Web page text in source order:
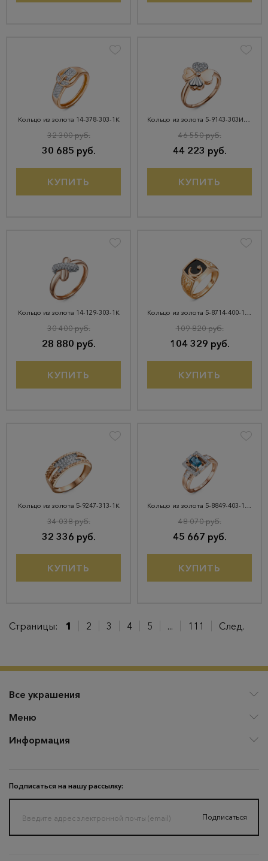
Кольцо из золота 14-378-303-1К
30 685 руб.
32 300 руб.
КУПИТЬ
Кольцо из золота 5-9143-303И4-1КБ
44 223 руб.
46 550 руб.
КУПИТЬ
Кольцо из золота 14-129-303-1К
28 880 руб.
30 400 руб.
КУПИТЬ
Кольцо из золота 5-8714-400-1К-ОнкЧ
104 329 руб.
109 820 руб.
КУПИТЬ
Кольцо из золота 5-9247-313-1К
32 336 руб.
34 038 руб.
КУПИТЬ
Кольцо из золота 5-8849-403-1К-Тлд
45 667 руб.
48 070 руб.
КУПИТЬ
Страницы: 1 2 3 4 5 ... 111 След.
Подписаться на нашу рассылку:
Подписаться
Все украшения
Меню
Информация